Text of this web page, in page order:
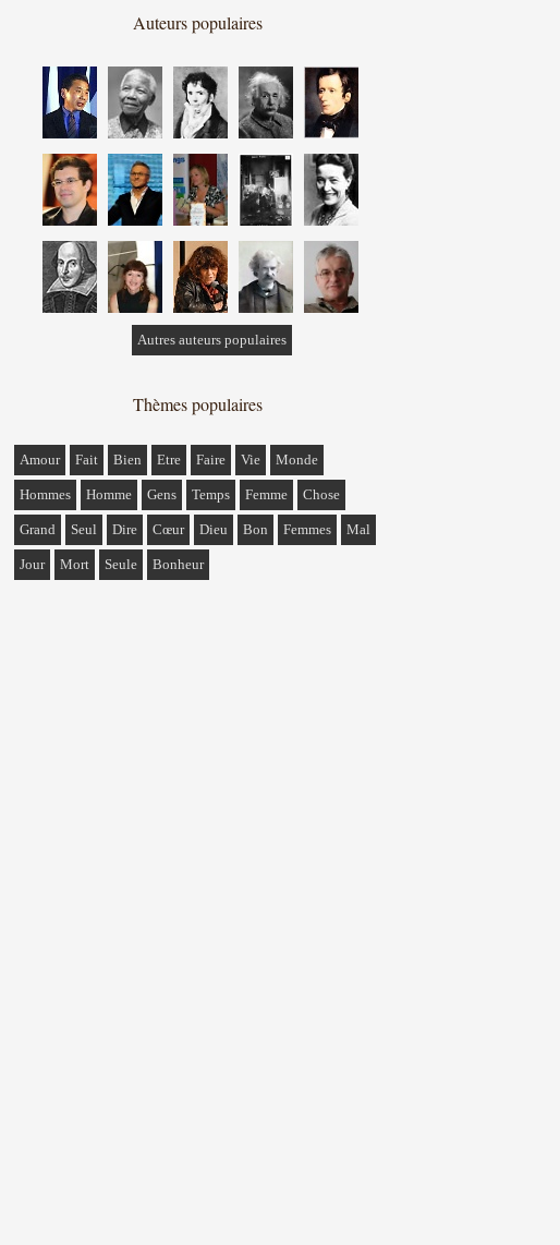
Auteurs populaires
Autres auteurs populaires
Thèmes populaires
Amour Fait Bien Etre Faire Vie Monde
Hommes Homme Gens Temps Femme Chose
Grand Seul Dire Cœur Dieu Bon Femmes Mal
Jour Mort Seule Bonheur